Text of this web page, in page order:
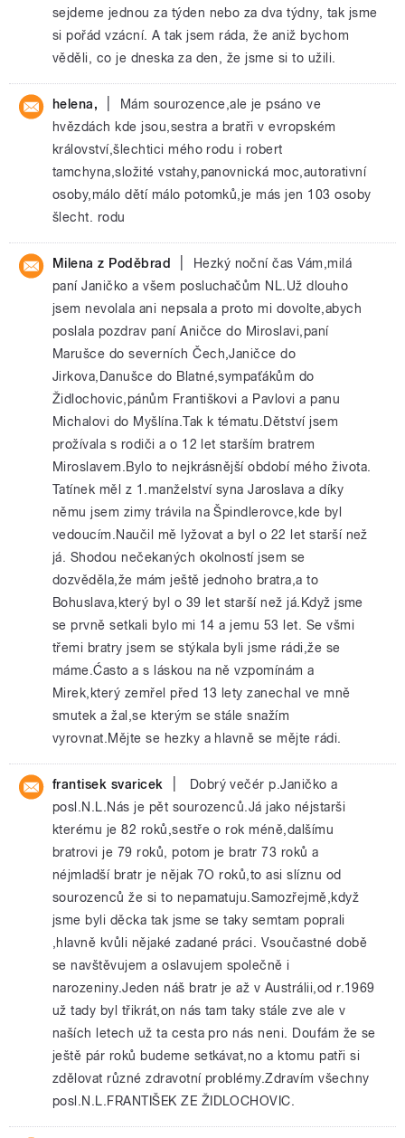
sejdeme jednou za týden nebo za dva týdny, tak jsme
si pořád vzácní. A tak jsem ráda, že aniž bychom
věděli, co je dneska za den, že jsme si to užili.
helena,
Mám sourozence,ale je psáno ve
hvězdách kde jsou,sestra a bratři v evropském
království,šlechtici mého rodu i robert
tamchyna,složité vstahy,panovnická moc,autorativní
osoby,málo dětí málo potomků,je más jen 103 osoby
šlecht. rodu
Milena z Poděbrad
Hezký noční čas Vám,milá
paní Janičko a všem posluchačům NL.Už dlouho
jsem nevolala ani nepsala a proto mi dovolte,abych
poslala pozdrav paní Aničce do Miroslavi,paní
Marušce do severních Čech,Janičce do
Jirkova,Danušce do Blatné,sympaťákům do
Židlochovic,pánům Františkovi a Pavlovi a panu
Michalovi do Myšlína.Tak k tématu.Dětství jsem
prožívala s rodiči a o 12 let starším bratrem
Miroslavem.Bylo to nejkrásnější období mého života.
Tatínek měl z 1.manželství syna Jaroslava a díky
němu jsem zimy trávila na Špindlerovce,kde byl
vedoucím.Naučil mě lyžovat a byl o 22 let starší než
já. Shodou nečekaných okolností jsem se
dozvěděla,že mám ještě jednoho bratra,a to
Bohuslava,který byl o 39 let starší než já.Když jsme
se prvně setkali bylo mi 14 a jemu 53 let. Se všmi
třemi bratry jsem se stýkala byli jsme rádi,že se
máme.Ćasto a s láskou na ně vzpomínám a
Mirek,který zemřel před 13 lety zanechal ve mně
smutek a žal,se kterým se stále snažím
vyrovnat.Mějte se hezky a hlavně se mějte rádi.
frantisek svaricek
Dobrý večér p.Janičko a
posl.N.L.Nás je pět sourozenců.Já jako néjstarši
kterému je 82 roků,sestře o rok méně,dalšímu
bratrovi je 79 roků, potom je bratr 73 roků a
néjmladší bratr je nějak 7O roků,to asi slíznu od
sourozenců že si to nepamatuju.Samozřejmě,když
jsme byli děcka tak jsme se taky semtam poprali
,hlavně kvůli nějaké zadané práci. Vsoučastné době
se navštěvujem a oslavujem společně i
narozeniny.Jeden náš bratr je až v Austrálii,od r.1969
už tady byl třikrát,on nás tam taky stále zve ale v
naších letech už ta cesta pro nás neni. Doufám že se
ještě pár roků budeme setkávat,no a ktomu patři si
zdělovat různé zdravotní problémy.Zdravím všechny
posl.N.L.FRANTIŠEK ZE ŽIDLOCHOVIC.